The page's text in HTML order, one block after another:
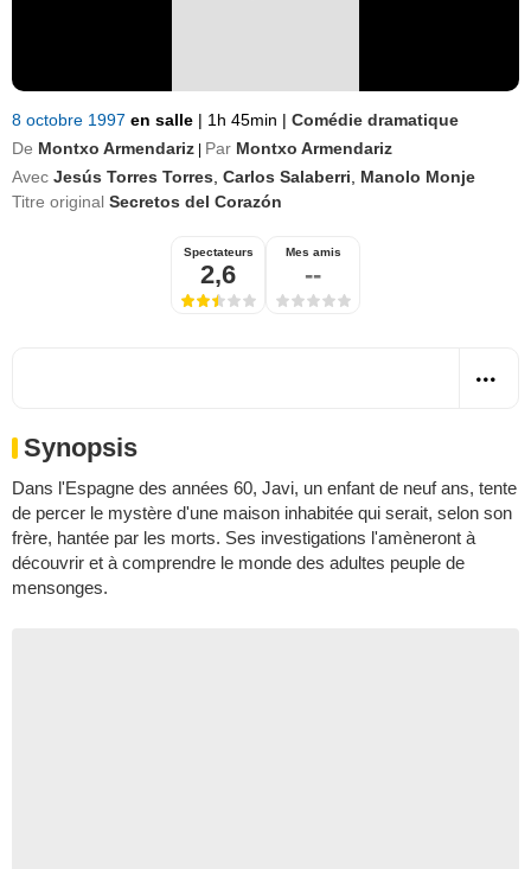
8 octobre 1997 en salle | 1h 45min | Comédie dramatique
De Montxo Armendariz Par Montxo Armendariz
Avec Jesús Torres Torres Carlos Salaberri
Manolo Monje
Titre original Secretos del Corazón
Spectateurs
2,6
Mes amis
--
Synopsis
Dans l'Espagne des années 60, Javi, un enfant de neuf ans, tente
de percer le mystère d'une maison inhabitée qui serait, selon son
frère, hantée par les morts. Ses investigations l'amèneront à
découvrir et à comprendre le monde des adultes peuple de
mensonges.